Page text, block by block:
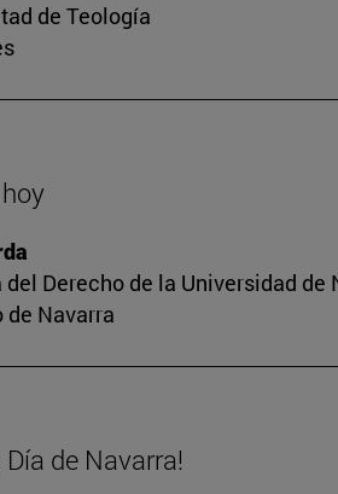
de Teología
Derecho de la Universidad de
de Navarra
Día de Navarra!